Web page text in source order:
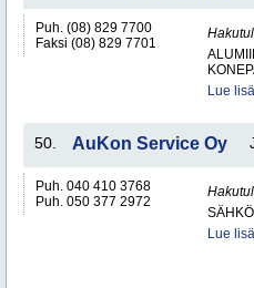
Puh. (08) 829 7700
Faksi (08) 829 7701
Lue
50. AuKon Service Oy
Puh. 040 410 3768
Puh. 050 377 2972
Lue